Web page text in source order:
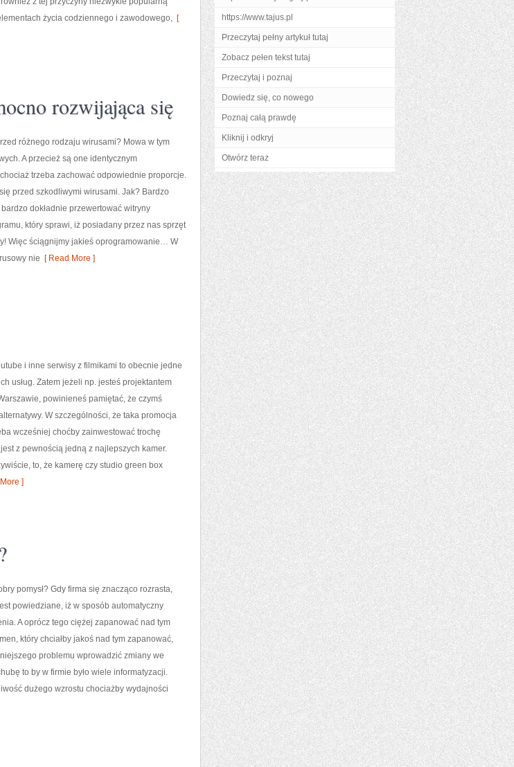
życia codziennego i zawodowego, [
rozwijająca się
różnego rodzaju wirusami? Mowa w tym
A przecież są one identycznym
trzeba zachować odpowiednie proporcje.
przed szkodliwymi wirusami. Jak? Bardzo
dokładnie przewertować witryny
który sprawi, iż posiadany przez nas sprzęt
Więc ściągnijmy jakieś oprogramowanie… W
nie [ Read More ]
i inne serwisy z filmikami to obecnie jedne
usług. Zatem jeżeli np. jesteś projektantem
powinieneś pamiętać, że czymś
W szczególności, że taka promocja
wcześniej choćby zainwestować trochę
z pewnością jedną z najlepszych kamer.
to, że kamerę czy studio green box
]
pomysł? Gdy firma się znacząco rozrasta,
powiedziane, iż w sposób automatyczny
A oprócz tego ciężej zapanować nad tym
który chciałby jakoś nad tym zapanować,
problemu wprowadzić zmiany we
to by w firmie było wiele informatyzacji.
dużego wzrostu chociażby wydajności
https://www.tajus.pl
Przeczytaj pełny artykuł tutaj
Zobacz pełen tekst tutaj
Przeczytaj i poznaj
Dowiedz się, co nowego
Poznaj całą prawdę
Kliknij i odkryj
Otwórz teraz